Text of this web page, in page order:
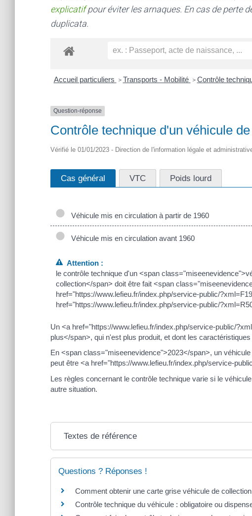
explicatifpour éviter les arnaques. En cas de perte
duplicata.
Accueil particuliers > Transports - Mobilité > Contrôle
Question-réponse
Contrôle technique d'un véhicule
Vérifié le 01/01/2023 - Direction de l'information légale et
Cas général VTC Poids lourd
Véhicule mis en circulation à partir de 1960
Véhicule mis en circulation avant 1960
Attention :
le contrôle technique d'un <span
collection</span> doit être fait <span
href="https://www.lefieu.fr/index.php/service-public/
href="https://www.lefieu.fr/index.php/service-public/
Un <a href="https://www.lefieu.fr/index.php/service-public/
plus</span>, qui n'est plus produit, et dont les
En <span class="miseenevidence">2023</span>, un
peut être <a href="https://www.lefieu.fr/index.php/service-
Les règles concernant le contrôle technique varie si le
autre situation.
Textes de référence
Questions ? Réponses !
Comment obtenir une carte grise véhicule de
Contrôle technique du véhicule : obligatoire ou